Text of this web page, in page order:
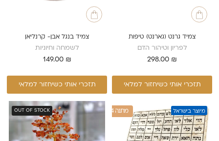
צמיד גרנט (גארנט) טיפות
לפריון וטיהור הדם
298.00 ₪
תזכרי אותי כשיחזור למלאי
צמיד בנגל אבן- קרנליאן
לשמחה וחיוניות
149.00 ₪
תזכרי אותי כשיחזור למלאי
מיוצר בישראל 1+4 מתנה OUT OF STOCK